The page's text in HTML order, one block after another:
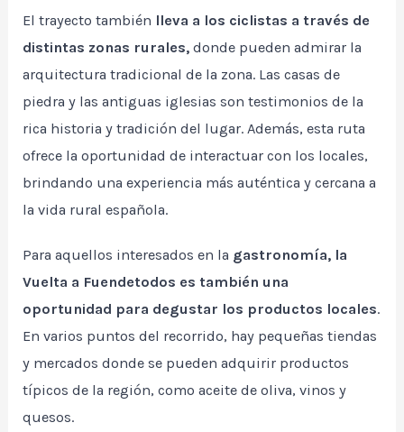
El trayecto también lleva a los ciclistas a través de
distintas zonas rurales, donde pueden admirar la
arquitectura tradicional de la zona. Las casas de
piedra y las antiguas iglesias son testimonios de la
rica historia y tradición del lugar. Además, esta ruta
ofrece la oportunidad de interactuar con los locales,
brindando una experiencia más auténtica y cercana a
la vida rural española.
Para aquellos interesados en la gastronomía, la
Vuelta a Fuendetodos es también una
oportunidad para degustar los productos locales.
En varios puntos del recorrido, hay pequeñas tiendas
y mercados donde se pueden adquirir productos
típicos de la región, como aceite de oliva, vinos y
quesos.